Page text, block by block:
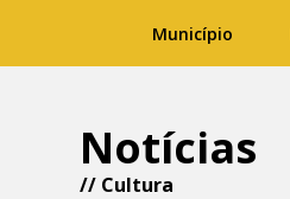
Município
Notícias
// Cultura